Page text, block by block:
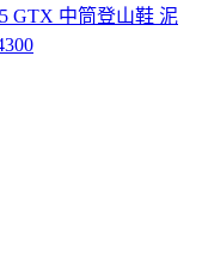
GTX 中筒登山鞋 泥